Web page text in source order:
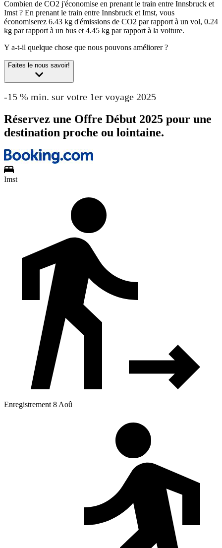
Combien de CO2 j'économise en prenant le train entre Innsbruck et
Imst ? En prenant le train entre Innsbruck et Imst, vous
économiserez 6.43 kg d'émissions de CO2 par rapport à un vol, 0.24
kg par rapport à un bus et 4.45 kg par rapport à la voiture.
Y a-t-il quelque chose que nous pouvons améliorer ?
Faites le nous savoir!
-15 % min. sur votre 1er voyage 2025
Réservez une Offre Début 2025 pour une
destination proche ou lointaine.
Imst
Enregistrement 8 Aoû